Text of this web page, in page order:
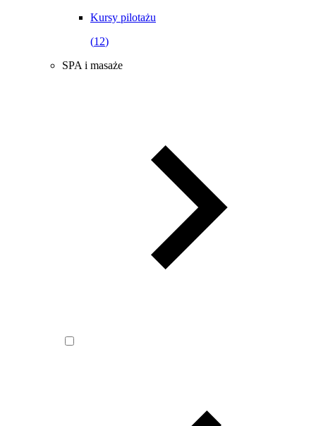
Kursy pilotażu
(12)
SPA i masaże